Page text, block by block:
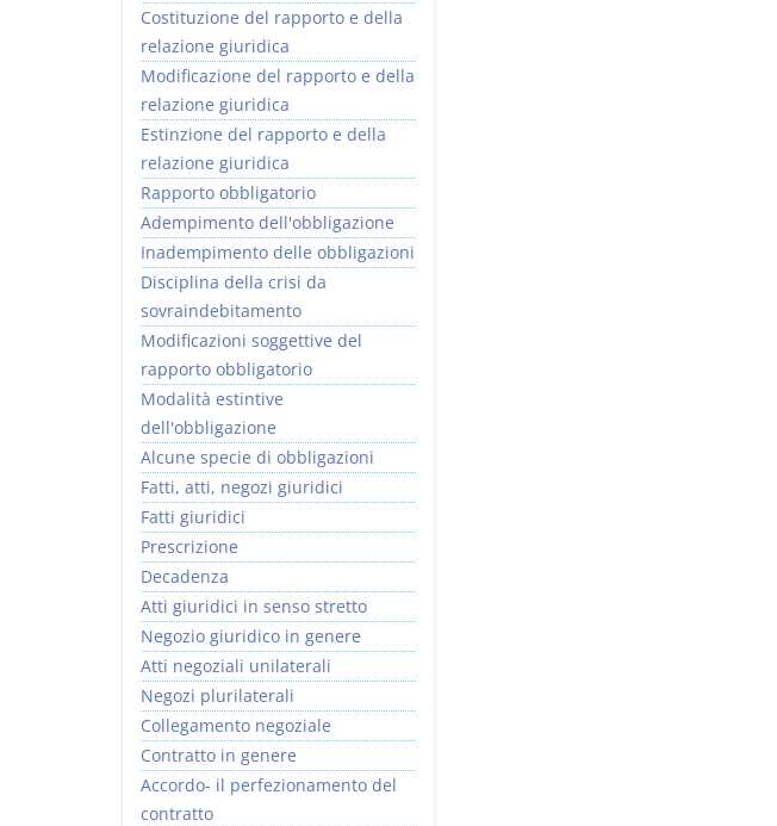
Costituzione del rapporto e della
relazione giuridica
Modificazione del rapporto e della
relazione giuridica
Estinzione del rapporto e della
relazione giuridica
Rapporto obbligatorio
Adempimento dell'obbligazione
Inadempimento delle obbligazioni
Disciplina della crisi da
sovraindebitamento
Modificazioni soggettive del
rapporto obbligatorio
Modalità estintive
dell'obbligazione
Alcune specie di obbligazioni
Fatti, atti, negozi giuridici
Fatti giuridici
Prescrizione
Decadenza
Atti giuridici in senso stretto
Negozio giuridico in genere
Atti negoziali unilaterali
Negozi plurilaterali
Collegamento negoziale
Contratto in genere
Accordo- il perfezionamento del
contratto